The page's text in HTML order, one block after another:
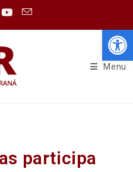
Menu
participa